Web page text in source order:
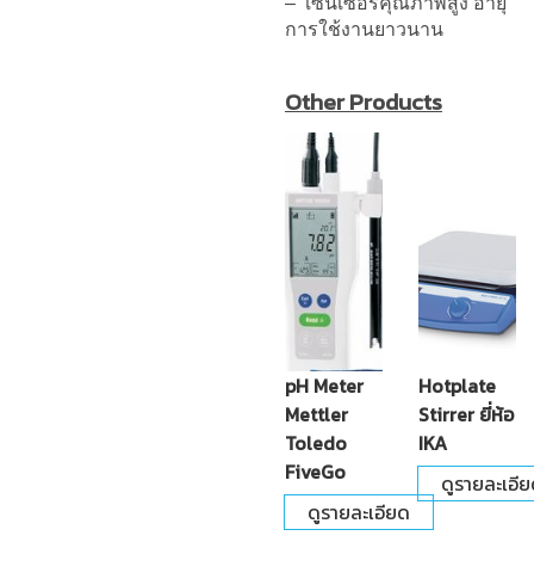
การใช้งานยาวนาน
Other Products
pH Meter
Mettler
Toledo
FiveGo
ดูรายละเอียด
Hotplate
Stirrer ยี่ห้อ
IKA
ดูรายละเอี